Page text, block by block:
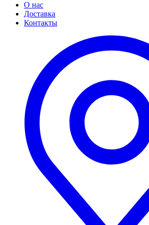
О нас
Доставка
Контакты